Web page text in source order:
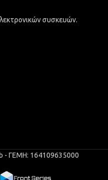
συσκευών.
- ΓΕΜΗ: 164109635000